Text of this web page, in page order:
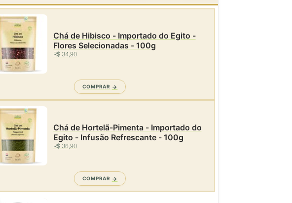
Chá de Hibisco - Importado do Egito -
Flores Selecionadas - 100g
R$ 34,90
COMPRAR
Chá de Hortelã-Pimenta - Importado do
Egito - Infusão Refrescante - 100g
R$ 36,90
COMPRAR